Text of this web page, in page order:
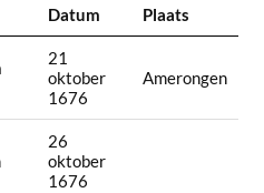
Datum Plaats
21
oktober
1676
Amerongen
26
oktober
1676